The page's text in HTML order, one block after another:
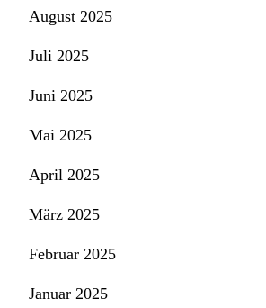
August 2025
Juli 2025
Juni 2025
Mai 2025
April 2025
März 2025
Februar 2025
Januar 2025